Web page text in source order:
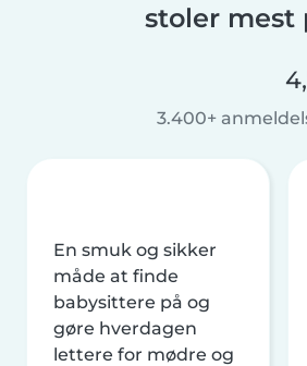
stoler mest
3.400+
En smuk og sikker
måde at finde
babysittere på og
gøre hverdagen
lettere for mødre og